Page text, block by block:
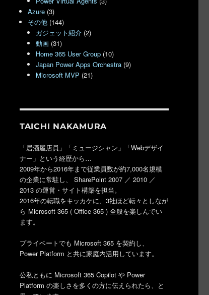
Azure (3)
その他 (144)
ガジェット紹介 (2)
動画 (31)
Home 365 User Group (10)
Japan Power Apps Orchestra (9)
Microsoft MVP (21)
TAICHI NAKAMURA
「居酒屋店員」「ミュージシャン」「Webデザイ
ナー」という経歴から…
2009年から2016年まで従業員数が約7,000名規模
の企業に常駐し、 SharePoint 2007 ／ 2010 ／
2013 の運営・サイト構築を担当。
2016年の転職をキッカケに、3社ほど転々としなが
ら Microsoft 365 ( Office 365 ) 全般を楽しんでい
ます。
プライベートでも Microsoft 365 を契約し、
Power Platform と共に家庭内活用しています。
公私ともに Microsoft 365 Copilot や Power
Platform の楽しさを多くの方に伝えられたら、と